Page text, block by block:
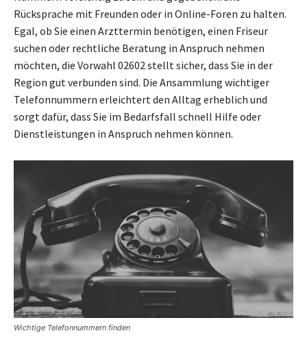
Rücksprache mit Freunden oder in Online-Foren zu halten.
Egal, ob Sie einen Arzttermin benötigen, einen Friseur
suchen oder rechtliche Beratung in Anspruch nehmen
möchten, die Vorwahl 02602 stellt sicher, dass Sie in der
Region gut verbunden sind. Die Ansammlung wichtiger
Telefonnummern erleichtert den Alltag erheblich und
sorgt dafür, dass Sie im Bedarfsfall schnell Hilfe oder
Dienstleistungen in Anspruch nehmen können.
Wichtige Telefonnummern finden